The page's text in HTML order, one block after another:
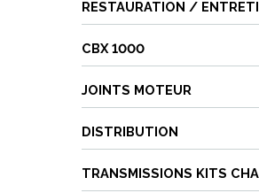
RESTAURATION /
CBX 1000
JOINTS MOTEUR
DISTRIBUTION
TRANSMISSIONS KITS